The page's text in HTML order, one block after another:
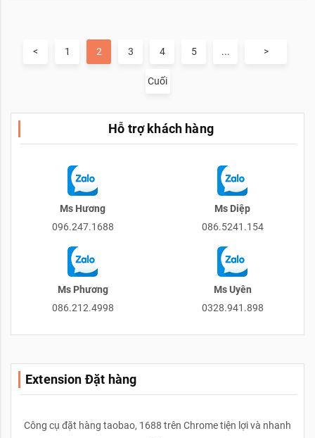
< 1 2 3 4 5 ... >
Cuối
Hỗ trợ khách hàng
Ms Hương
096.247.1688
Ms Diệp
086.5241.154
Ms Phương
086.212.4998
Ms Uyên
0328.941.898
Extension Đặt hàng
Công cụ đặt hàng taobao, 1688 trên Chrome tiện lợi và nhanh